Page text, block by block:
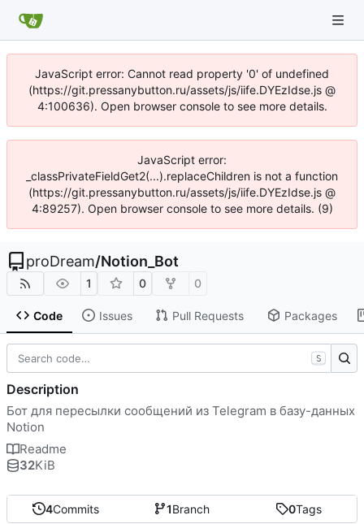
JavaScript error: Cannot read property '0' of undefined
(https://git.pressanybutton.ru/assets/js/iife.DYEzIdse.js @
4:100636). Open browser console to see more details.
JavaScript error:
_classPrivateFieldGet2(...).replaceChildren is not a function
(https://git.pressanybutton.ru/assets/js/iife.DYEzIdse.js @
4:89257). Open browser console to see more details. (9)
proDream/Notion_Bot
1 0 0
Code Issues Pull Requests Packages
4Commits 1Branch 0Tags
S
Description
Бот для пересылки сообщений из Telegram в базу-данных
Notion
Readme
32KiB